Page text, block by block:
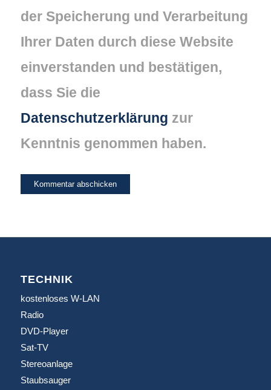
der Speicherung und Verarbeitung
Ihrer Daten durch diese Website
einverstanden und bestätigen,
dass Sie die
Datenschutzerklärung zur
Kenntnis genommen haben.
TECHNIK
kostenloses W-LAN
Radio
DVD-Player
Sat-TV
Stereoanlage
Staubsauger